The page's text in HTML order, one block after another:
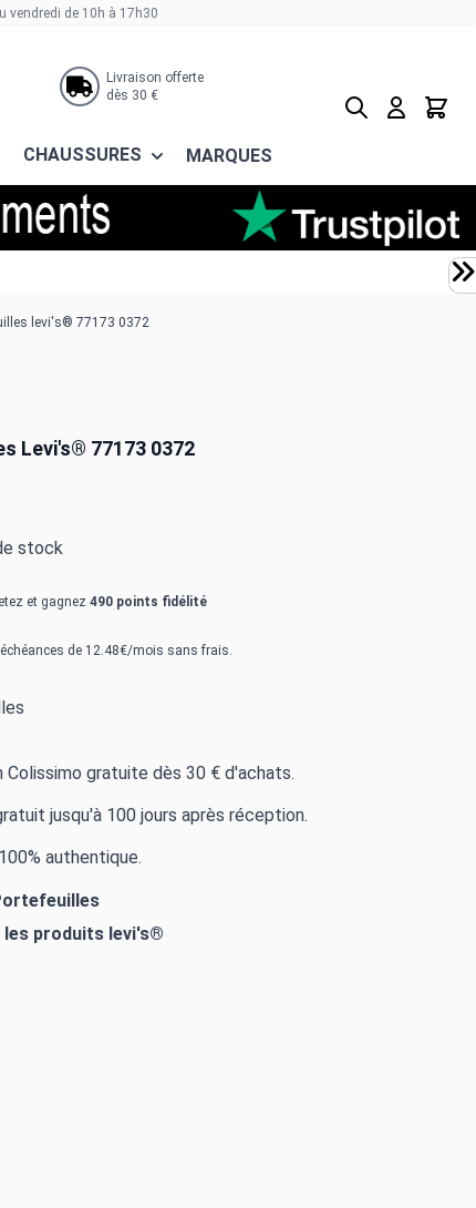
vendredi de 10h à 17h30
Livraison offerte
dès 30 €
CHAUSSURES MARQUES
Rechercher
Panier
levi's® 77173 0372
Levi's® 77173 0372
stock
et gagnez 490 points fidélité
échéances de 12.48€/mois sans frais.
Colissimo gratuite dès 30 € d'achats.
jusqu'à 100 jours après réception.
authentique.
produits levi's®